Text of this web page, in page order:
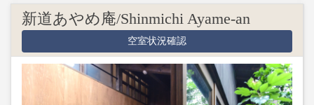
新道あやめ庵/Shinmichi Ayame-an
空室状況確認